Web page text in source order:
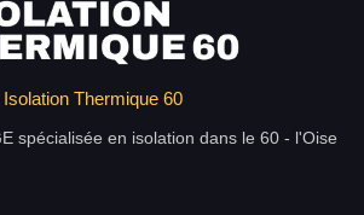
Isolation Thermique 60
spécialisée en isolation dans le 60 - l'Oise